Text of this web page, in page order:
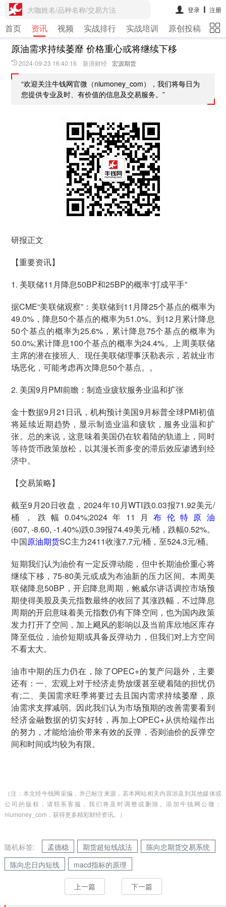
大咖姓名/品种名称/交易方法 登录 注册
首页 资讯 视频 实战排行 实战培训 原创投稿 期
原油需求持续萎靡 价格重心或将继续下移
2024-09-23 16:40:16 新浪财经 宏源期货
“欢迎关注牛钱网官微（niumoney_com），我们将每日为
您提供专业及时、有价值的信息及交易服务。”
研报正文
【重要资讯】
1. 美联储11月降息50BP和25BP的概率“打成平手”
据CME“美联储观察”：美联储到11月降25个基点的概率为
49.0%，降息50个基点的概率为51.0%。到12月累计降息
50个基点的概率为25.6%，累计降息75个基点的概率为
50.0%;累计降息100个基点的概率为24.4%。上周美联储
主席的潜在接班人、现任美联储理事沃勒表示，若就业市
场恶化，可能考虑再次降息50个基点。。
2. 美国9月PMI前瞻：制造业疲软服务业温和扩张
金十数据9月21日讯，机构预计美国9月标普全球PMI初值
将延续近期趋势，显示制造业温和疲软，服务业温和扩
张。总的来说，这意味着美国仍在软着陆的轨道上，同时
等待货币政策放松，以其漫长而多变的滞后效应渗透到经
济中。
【交易策略】
截至9月20日收盘，2024年10月WTI跌0.03报71.92美元/
桶，跌幅0.04%;2024年11月布伦特原油
(607, -8.60, -1.40%)跌0.39报74.49美元/桶，跌幅0.52%。
中国原油期货SC主力2411收涨7.7元/桶，至524.3元/桶。
短期我们认为油价有一定反弹动能，但中长期油价重心将
继续下移，75-80美元或成为布油新的压力区间。本周美
联储降息50BP，开启降息周期，鲍威尔讲话调控市场预
期使得美股及美元指数最终的收回了其涨跌幅，不过降息
周期的开启意味着美元指数仍有下降空间，也为国内政策
发力打开了空间，加上飓风的影响以及当前库欣地区库存
降至低位，油价短期或具备反弹动力，但我们对上方空间
不看太大。
油市中期的压力仍在，除了OPEC+的复产问题外，主要
还有：一、宏观上对于经济走势放缓甚至硬着陆的担忧仍
有;二、美国需求旺季将要过去且国内需求持续萎靡，原
油需求支撑减弱。因此我们认为市场预期的改善需要看到
经济金融数据的切实好转，再加上OPEC+从供给端作出
的努力，才能给油价带来有效的反弹，否则油价的反弹空
间和时间或均较为有限。
（注：本文经牛钱网采编，并已标注来源，若本网站相关内容涉及到其他媒体或
公司的版权，请联系客服，我们将及时调整或删除。添加牛钱网公微：
niumoney_com，获得更多精彩财经资讯。）
随机标签: 孟德稳 期货超短线战法
陈向忠期货交易系统
陈向忠日内短线
macd指标的原理
上一篇 下一篇